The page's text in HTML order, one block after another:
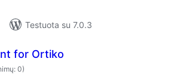
Testuota su 7.0.3
for Ortiko
0)